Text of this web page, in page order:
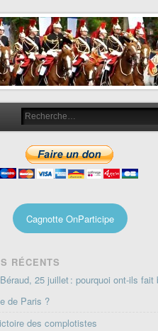
Cagnotte OnParticipe
RÉCENTS
25 juillet : pourquoi ont-ils fait
de Paris ?
des complotistes